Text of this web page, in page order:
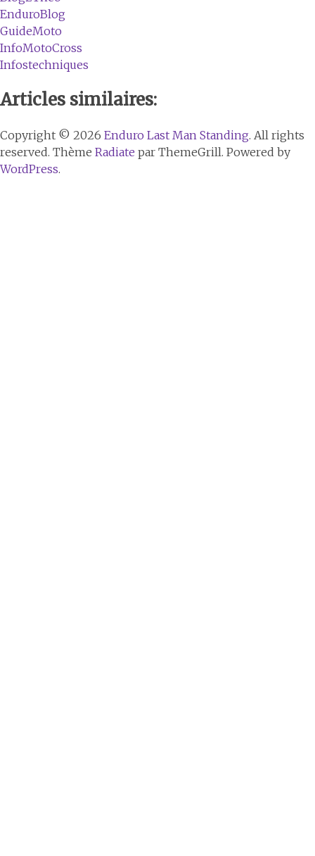
EnduroBlog
GuideMoto
InfoMotoCross
Infostechniques
Articles similaires:
Copyright © 2026 Enduro Last Man Standing. All rights
reserved. Thème Radiate par ThemeGrill. Powered by
WordPress.